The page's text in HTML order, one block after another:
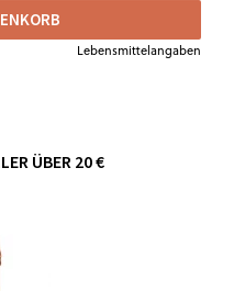
Lebensmittelangaben
ÜBER 20 €